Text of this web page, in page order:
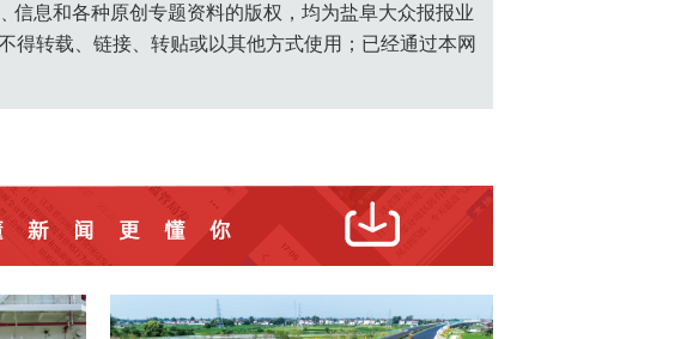
信息和各种原创专题资料的版权，均为盐阜大众报报业
得转载、链接、转贴或以其他方式使用；已经通过本网